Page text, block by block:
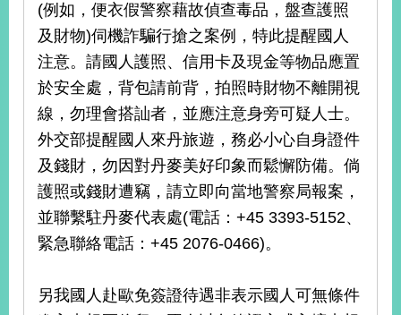
(例如，便衣假警察藉故偵查毒品，盤查護照
及財物)伺機詐騙行搶之案例，特此提醒國人
注意。請國人護照、信用卡及現金等物品應置
於安全處，背包請前背，拍照時財物不離開視
線，勿理會搭訕者，並應注意身旁可疑人士。
外交部提醒國人來丹旅遊，務必小心自身證件
及錢財，勿因對丹麥美好印象而鬆懈防備。倘
護照或錢財遭竊，請立即向當地警察局報案，
並聯繫駐丹麥代表處(電話：+45 3393-5152、
緊急聯絡電話：+45 2076-0466)。
另我國人赴歐免簽證待遇非表示國人可無條件